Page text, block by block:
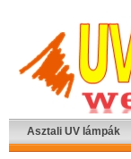
Asztali UV lámpák